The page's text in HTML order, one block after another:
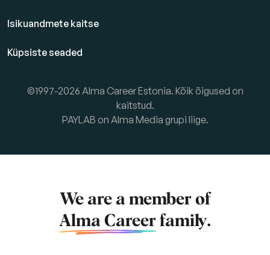
Isikuandmete kaitse
Küpsiste seaded
©1997-2026 Alma Career Estonia. Kõik õigused on
kaitstud.
PAYLAB on Alma Media grupi liige.
We are a member of
Alma Career family.